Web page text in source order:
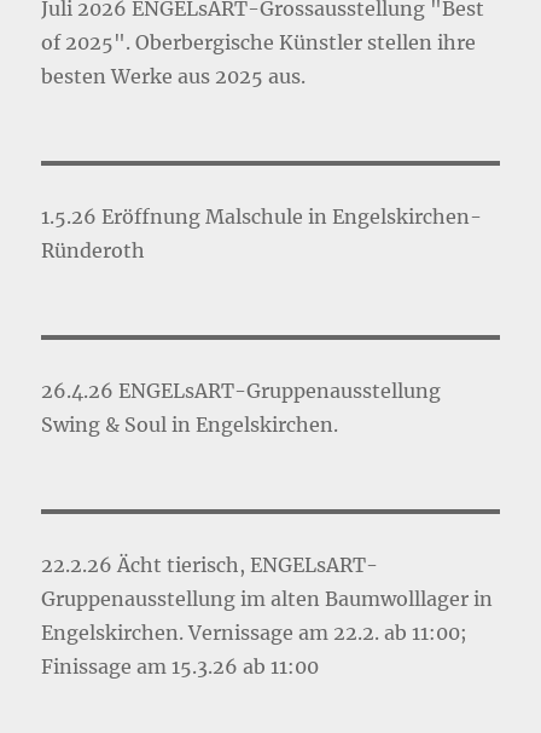
Juli 2026 ENGELsART-Grossausstellung "Best
of 2025". Oberbergische Künstler stellen ihre
besten Werke aus 2025 aus.
1.5.26 Eröffnung Malschule in Engelskirchen-
Ründeroth
26.4.26 ENGELsART-Gruppenausstellung
Swing & Soul in Engelskirchen.
22.2.26 Ächt tierisch, ENGELsART-
Gruppenausstellung im alten Baumwolllager in
Engelskirchen. Vernissage am 22.2. ab 11:00;
Finissage am 15.3.26 ab 11:00